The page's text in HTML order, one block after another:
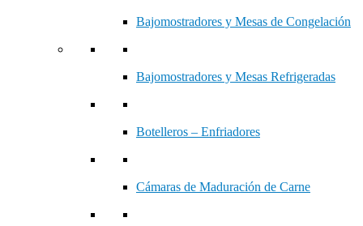
Bajomostradores y Mesas de Congelación
Bajomostradores y Mesas Refrigeradas
Botelleros – Enfriadores
Cámaras de Maduración de Carne